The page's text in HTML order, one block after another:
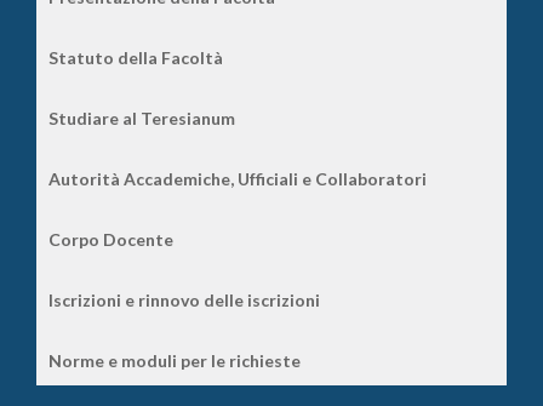
Statuto della Facoltà
Studiare al Teresianum
Autorità Accademiche, Ufficiali e Collaboratori
Corpo Docente
Iscrizioni e rinnovo delle iscrizioni
Norme e moduli per le richieste